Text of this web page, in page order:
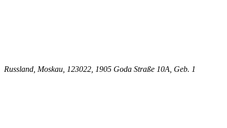
Russland, Moskau, 123022, 1905 Goda Straße 10A, Geb. 1